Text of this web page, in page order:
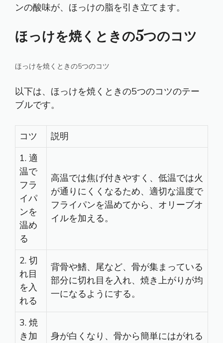
ンの酸味が、ほっけの脂を引き立てます。
ほっけを焼くときの5つのコツ
ほっけを焼くときの5つのコツ
以下は、ほっけを焼くときの5つのコツのテー
ブルです。
コツ
説明
1. 適
温で
フラ
イパ
ンを
温め
る
高温では焦げ付きやすく、低温では火
が通りにくくなるため、適切な温度で
フライパンを温めてから、オリーブオ
イルを加える。
2. 切
れ目
を入
れる
背骨や鰭、尾など、骨が集まっている
部分に切れ目を入れ、焼き上がりが均
一になるようにする。
3. 焼
き加
身が白くなり、骨から簡単にはがれる